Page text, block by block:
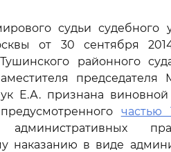
судьи судебного
от 30 сентября
районного
председателя
Е.А. признана
частью
наказанию в виде